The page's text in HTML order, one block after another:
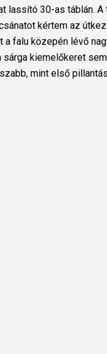
lassító 30-as táblán.
kértem az
a falu közepén lévő
kiemelőkeret
mint első